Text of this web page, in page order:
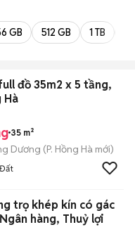
GB 512 GB 1 TB
đồ 35m2 x 5 tầng,
Hà
35 m²
Dương (P. Hồng Hà mới)
trọ khép kín có gác
hàng, Thuỷ lợi